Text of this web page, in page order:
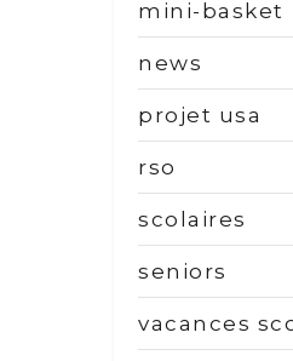
mini-basket
news
projet usa
rso
scolaires
seniors
vacances